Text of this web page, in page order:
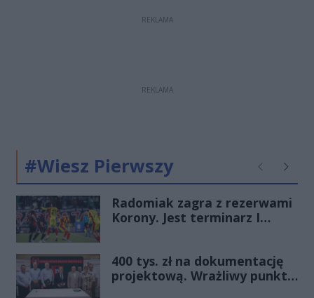
REKLAMA
REKLAMA
#Wiesz Pierwszy Poprzednie
Radomiak zagra z rezerwami
Korony. Jest terminarz I
400 tys. zł na dokumentację
projektową. Wrażliwy punkt